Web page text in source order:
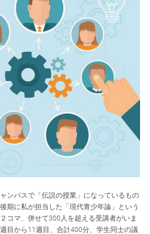
ンパスで「伝説の授業」になっているもの
期に私が担当した「現代青少年論」という
コマ、併せて300人を超える受講者がいま
目から11週目、合計400分、学生同士の議